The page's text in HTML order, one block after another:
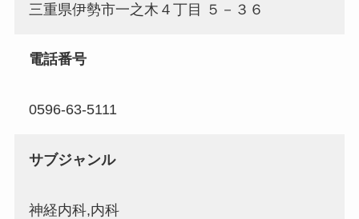
三重県伊勢市一之木４丁目 ５－３６
電話番号
0596-63-5111
サブジャンル
神経内科,内科